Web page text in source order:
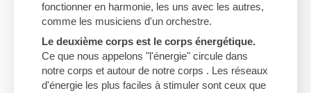
fonctionner en harmonie, les uns avec les autres,
comme les musiciens d'un orchestre.
Le deuxième corps est le corps énergétique.
Ce que nous appelons "l'énergie" circule dans
notre corps et autour de notre corps . Les réseaux
d'énergie les plus faciles à stimuler sont ceux que